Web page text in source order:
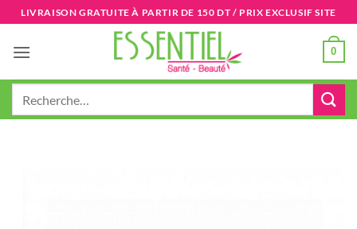
Passer
au
contenu
LIVRAISON GRATUITE À PARTIR DE 150 DT / PRIX EXCLUSIF SITE
0